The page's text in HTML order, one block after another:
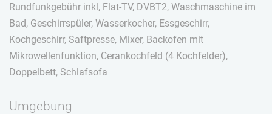
Rundfunkgebühr inkl, Flat-TV, DVBT2, Waschmaschine im
Bad, Geschirrspüler, Wasserkocher, Essgeschirr,
Kochgeschirr, Saftpresse, Mixer, Backofen mit
Mikrowellenfunktion, Cerankochfeld (4 Kochfelder),
Doppelbett, Schlafsofa
Umgebung